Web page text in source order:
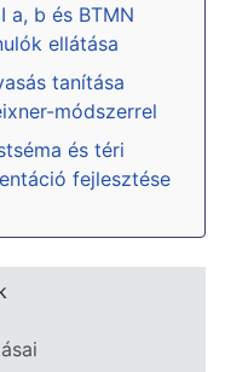
a, b és BTMN
ellátása
tanítása
módszerrel
és téri
fejlesztése